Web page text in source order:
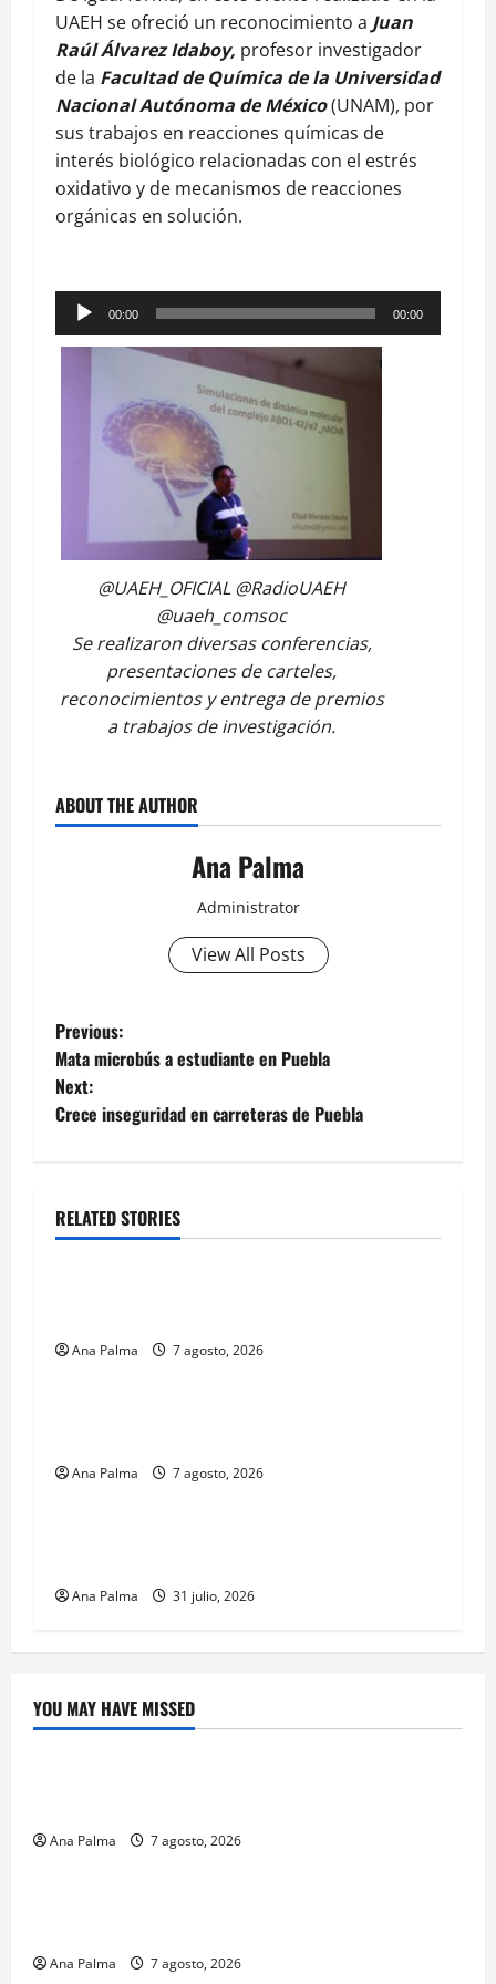
UAEH se ofreció un reconocimiento a Juan
Raúl Álvarez Idaboy, profesor investigador
de la Facultad de Química de la Universidad
Nacional Autónoma de México(UNAM), por
sus trabajos en reacciones químicas de
interés biológico relacionadas con el estrés
oxidativo y de mecanismos de reacciones
orgánicas en solución.
Reproductor
de
00:00 00:00
@UAEH_OFICIAL @RadioUAEH
@uaeh_comsoc
Se realizaron diversas conferencias,
presentaciones de carteles,
reconocimientos y entrega de premios
a trabajos de investigación.
ABOUT THE AUTHOR
Ana Palma
Administrator
View All Posts
Post
navigation
Previous:
Mata microbús a estudiante en Puebla
Next:
Crece inseguridad en carreteras de Puebla
RELATED STORIES
Educación
Ana Palma 7 agosto, 2026
Estados Portada
Ana Palma 7 agosto, 2026
Estados
Ana Palma 31 julio, 2026
YOU MAY HAVE MISSED
Crítica de Cine
Ana Palma 7 agosto, 2026
Educación
Ana Palma 7 agosto, 2026